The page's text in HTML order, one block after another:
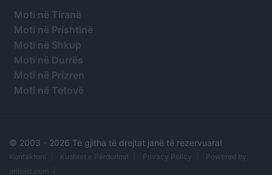
Moti në Tiranë
Moti në Prishtinë
Moti në Shkup
Moti në Durrës
Moti në Prizren
Moti në Tetovë
© 2003 - 2026 Të gjitha të drejtat janë të rezervuara!
Kontaktoni Kushtet e Përdorimit Privacy Policy
Powered by:
orihost.com